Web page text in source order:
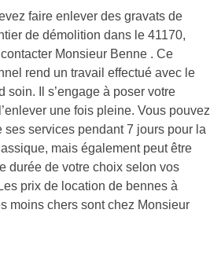
faire enlever des gravats de
de démolition dans le 41170,
Monsieur Benne . Ce
rend un travail effectué avec le
soin. Il s’engage à poser votre
une fois pleine. Vous pouvez
ses services pendant 7 jours pour la
mais également peut être
durée de votre choix selon vos
prix de location de bennes à
moins chers sont chez Monsieur